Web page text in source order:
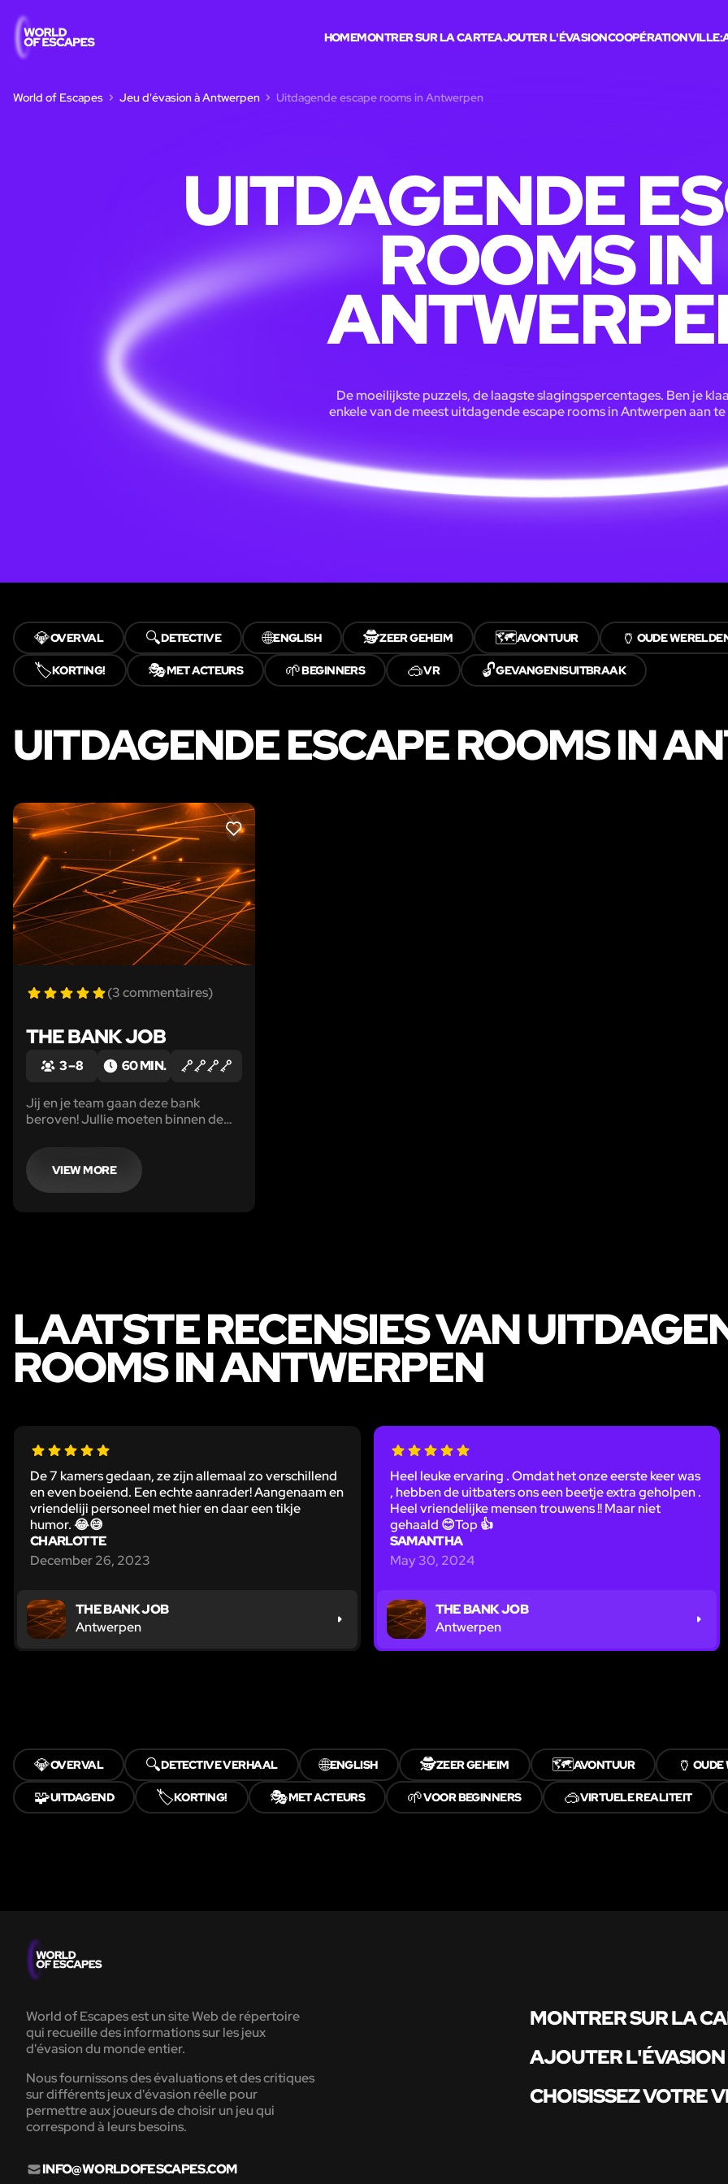
HOMEMONTRER SUR LA CARTEAJOUTER L'ÉVASIONCOOPÉRATIONVILLE:
World of Escapes Jeu d'évasion à Antwerpen Uitdagende escape rooms in Antwerpen
UITDAGENDE
ROOMS IN
De moeilijkste puzzels, de laagste slagingspercentages. Ben je
enkele van de meest uitdagende escape rooms in Antwerpen aan te
💎OVERVAL 🔍DETECTIVE 🌐ENGLISH 🕵️ZEER GEHEIM 🗺️AVONTUUR 🏺 OUDE
🏷️KORTING! 🎭MET ACTEURS 🌱BEGINNERS 🥽VR 🔓GEVANGENISUITBRAAK
UITDAGENDE ESCAPE ROOMS IN
LIKE
(3 commentaires)
THE BANK JOB
3 – 8 60 MIN.
Jij en je team gaan deze bank
beroven! Jullie moeten binnen de
kluis bemachtigen!
VIEW MORE
LAATSTE RECENSIES VAN
ROOMS IN ANTWERPEN
De 7 kamers gedaan, ze zijn allemaal zo verschillend
en even boeiend. Een echte aanrader! Aangenaam en
vriendeliji personeel met hier en daar een tikje
humor. 😂😅
CHARLOTTE
December 26, 2023
THE BANK JOB
Antwerpen
Heel leuke ervaring . Omdat het onze eerste keer was
, hebben de uitbaters ons een beetje extra geholpen .
Heel vriendelijke mensen trouwens !! Maar niet
gehaald 😊Top 👍
SAMANTHA
May 30, 2024
THE BANK JOB
Antwerpen
💎OVERVAL 🔍DETECTIVE VERHAAL 🌐ENGLISH 🕵️ZEER GEHEIM 🗺️AVONTUUR 🏺OUDE
🧩UITDAGEND 🏷️KORTING! 🎭MET ACTEURS 🌱VOOR BEGINNERS 🥽VIRTUELE REALITEIT
World of Escapes est un site Web de répertoire
qui recueille des informations sur les jeux
d'évasion du monde entier.
Nous fournissons des évaluations et des critiques
sur différents jeux d'évasion réelle pour
permettre aux joueurs de choisir un jeu qui
correspond à leurs besoins.
INFO@WORLDOFESCAPES.COM
MONTRER SUR LA
AJOUTER L'ÉVASION
CHOISISSEZ VOTRE